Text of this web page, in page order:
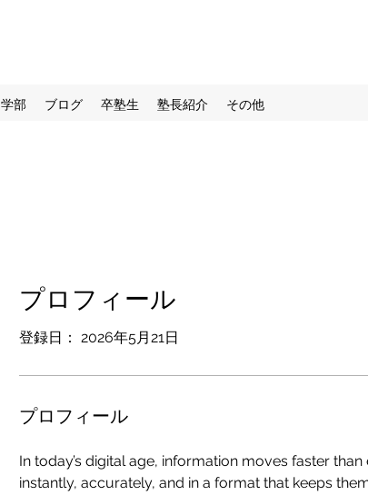
部 ブログ 卒塾生 塾長紹介 その他
プロフィール
登録日： 2026年5月21日
プロフィール
In today’s digital age, information moves faster
instantly, accurately, and in a format that keeps